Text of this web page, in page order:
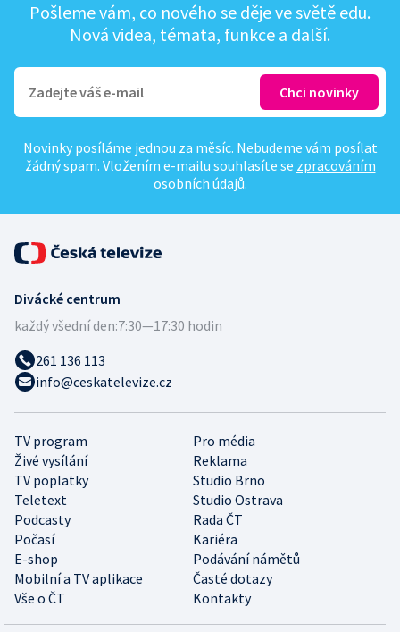
Pošleme vám, co nového se děje ve světě edu.
Nová videa, témata, funkce a další.
Novinky posíláme jednou za měsíc. Nebudeme vám posílat
žádný spam. Vložením e-mailu souhlasíte se zpracováním
osobních údajů.